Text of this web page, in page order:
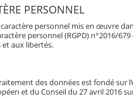
PERSONNEL
personnel mis en œuvre
personnel (RGPD) n°2016/
et aux libertés.
des données est fondé sur
et du Conseil du 27 avril 2016